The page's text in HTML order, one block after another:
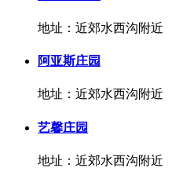
地址：近郊水西沟附近
阿亚斯庄园
地址：近郊水西沟附近
艺馨庄园
地址：近郊水西沟附近